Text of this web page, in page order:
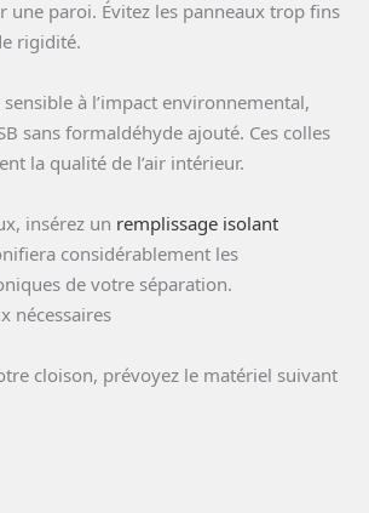
une paroi. Évitez les panneaux trop fins
rigidité.
à l’impact environnemental,
sans formaldéhyde ajouté. Ces colles
la qualité de l’air intérieur.
insérez un remplissage isolant
considérablement les
de votre séparation.
nécessaires
cloison, prévoyez le matériel suivant